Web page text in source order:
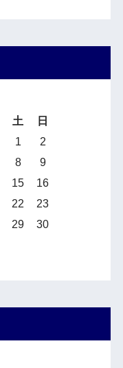
土
日
1
2
8
9
15
16
22
23
29
30